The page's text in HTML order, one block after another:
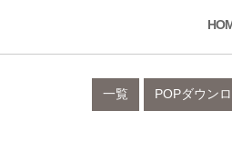
POPダウン
一覧